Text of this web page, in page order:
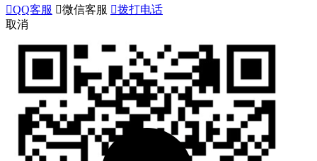
QQ客服 微信客服 拨打电话
取消